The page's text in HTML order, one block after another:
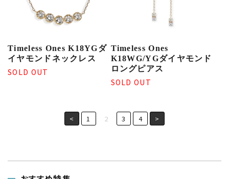
Timeless Ones K18YGダ
イヤモンドネックレス
SOLD OUT
Timeless Ones
K18WG/YGダイヤモンド
ロングピアス
SOLD OUT
< 1 2 3 4 >